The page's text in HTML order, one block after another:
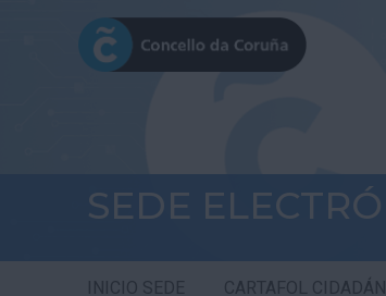
SEDE
INICIO SEDE CARTAFOL CIDADÁN